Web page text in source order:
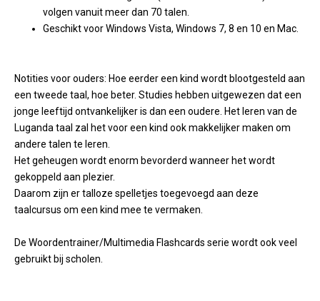
volgen vanuit meer dan 70 talen.
Geschikt voor Windows Vista, Windows 7, 8 en 10 en Mac.
Notities voor ouders: Hoe eerder een kind wordt blootgesteld aan
een tweede taal, hoe beter. Studies hebben uitgewezen dat een
jonge leeftijd ontvankelijker is dan een oudere. Het leren van de
Luganda taal zal het voor een kind ook makkelijker maken om
andere talen te leren.
Het geheugen wordt enorm bevorderd wanneer het wordt
gekoppeld aan plezier.
Daarom zijn er talloze spelletjes toegevoegd aan deze
taalcursus om een kind mee te vermaken.
De Woordentrainer/Multimedia Flashcards serie wordt ook veel
gebruikt bij scholen.